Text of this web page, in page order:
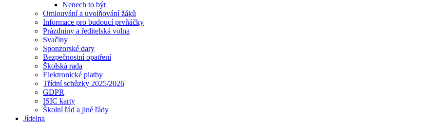
Nenech to být
Omlouvání a uvolňování žáků
Informace pro budoucí prvňáčky
Prázdniny a ředitelská volna
Svačiny
Sponzorské dary
Bezpečnostní opatření
Školská rada
Elektronické platby
Třídní schůzky 2025/2026
GDPR
ISIC karty
Školní řád a jiné řády
Jídelna